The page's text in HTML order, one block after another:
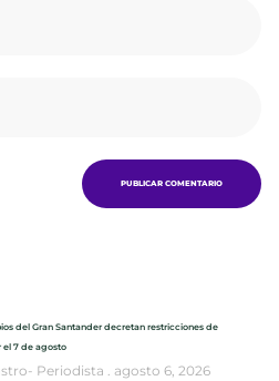
del Gran Santander decretan restricciones de
el 7 de agosto
Periodista agosto 6, 2026